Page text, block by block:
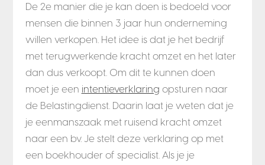
De 2e manier die je kan doen is bedoeld voor
mensen die binnen 3 jaar hun onderneming
willen verkopen. Het idee is dat je het bedrijf
met terugwerkende kracht omzet en het later
dan dus verkoopt. Om dit te kunnen doen
moet je een intentieverklaring opsturen naar
de Belastingdienst. Daarin laat je weten dat je
je eenmanszaak met ruisend kracht omzet
naar een bv. Je stelt deze verklaring op met
een boekhouder of specialist. Als je je